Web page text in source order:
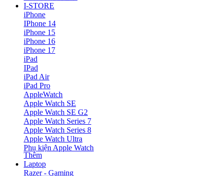
I-STORE
iPhone
IPhone 14
iPhone 15
iPhone 16
iPhone 17
iPad
IPad
iPad Air
iPad Pro
AppleWatch
Apple Watch SE
Apple Watch SE G2
Apple Watch Series 7
Apple Watch Series 8
Apple Watch Ultra
Phụ kiện Apple Watch
Thêm
Laptop
Razer - Gaming